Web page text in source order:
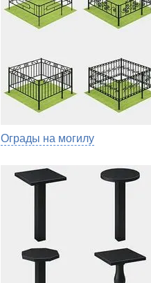
Ограды на могилу